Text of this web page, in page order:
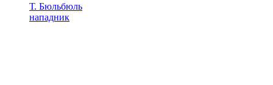
Т. Бюльбюль
нападник